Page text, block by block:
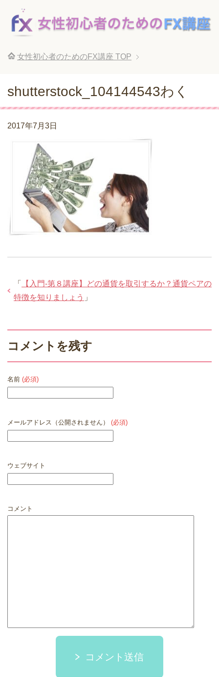
女性初心者のためのFX講座 TOP
shutterstock_104144543わく
2017年7月3日
「
【入門-第８講座】どの通貨を取引するか？通貨ペアの
特徴を知りましょう 」
コメントを残す
名前 (必須)
メールアドレス（公開されません） (必須)
ウェブサイト
コメント
コメント送信